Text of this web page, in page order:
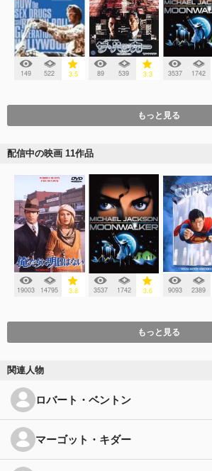
149 522 3.5 89 539 3.3 3537 1742
もっと見る
配信中の映画 11作品
19003 14795 3.8 3537 1742 3.6 9093 2389
もっと見る
関連人物
ロバート・ベントン
マーゴット・キダー